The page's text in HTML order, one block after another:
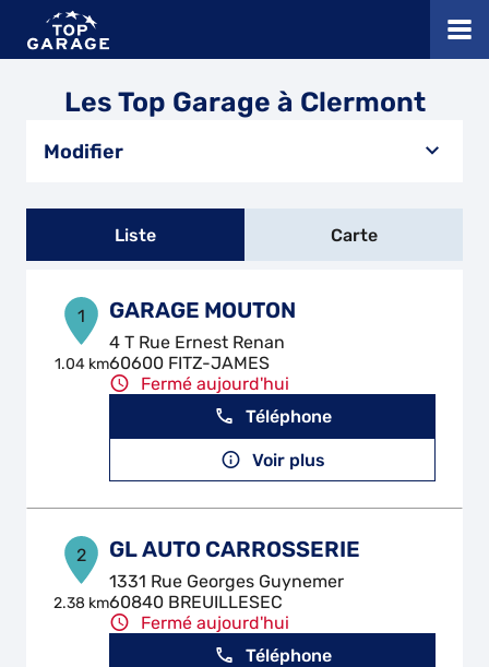
Les Top Garage à Clermont
Modifier
Liste Carte
1
1.04 km
GARAGE MOUTON
4 T Rue Ernest Renan
60600 FITZ-JAMES
Fermé aujourd'hui
Téléphone
Voir plus
2
2.38 km
GL AUTO CARROSSERIE
1331 Rue Georges Guynemer
60840 BREUILLESEC
Fermé aujourd'hui
Téléphone